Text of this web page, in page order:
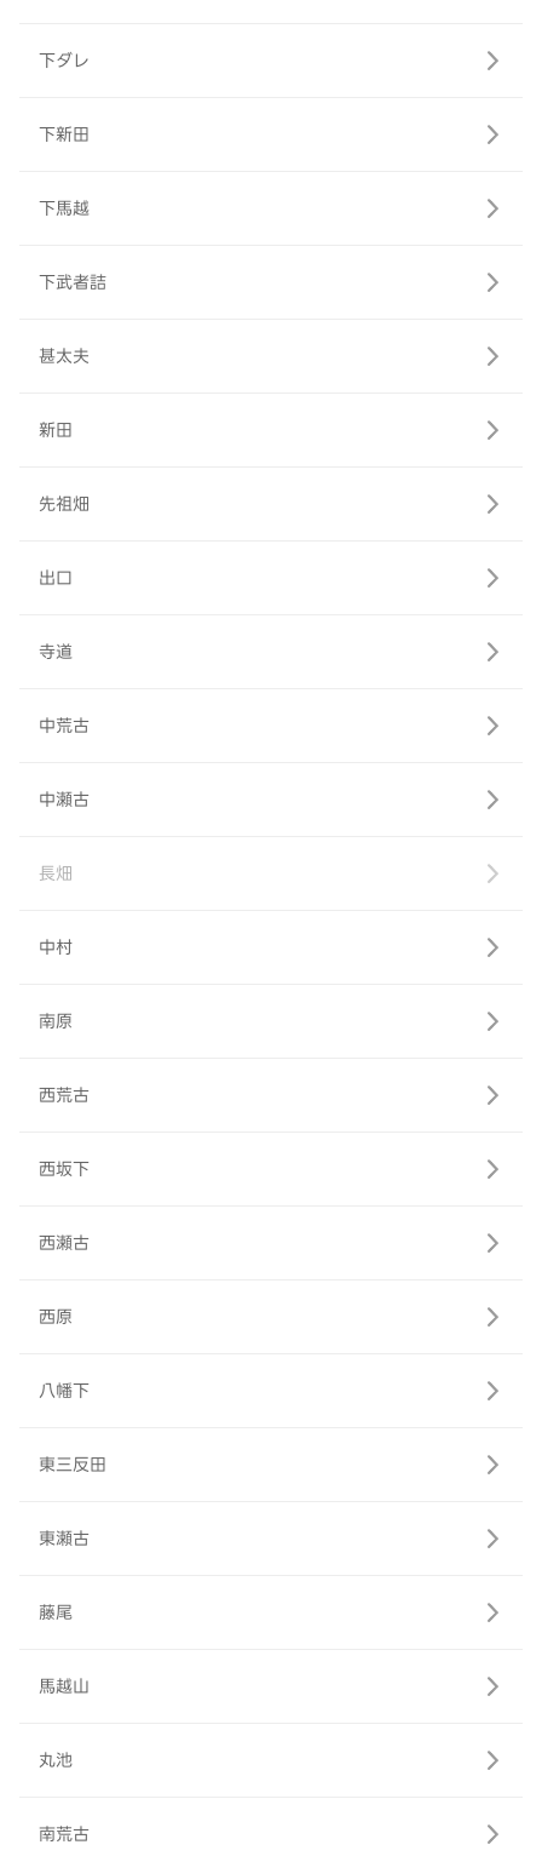
下ダレ
下新田
下馬越
下武者詰
甚太夫
新田
先祖畑
出口
寺道
中荒古
中瀬古
長畑
中村
南原
西荒古
西坂下
西瀬古
西原
八幡下
東三反田
東瀬古
藤尾
馬越山
丸池
南荒古